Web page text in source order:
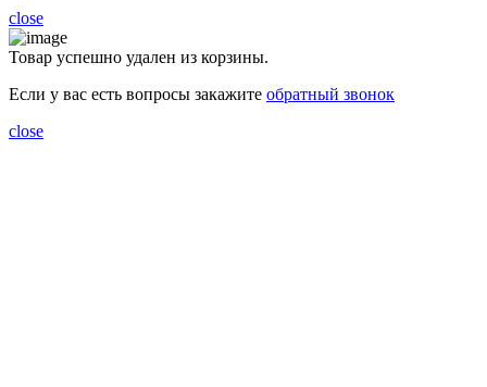
close
Товар успешно удален из корзины.
Если у вас есть вопросы закажите обратный звонок
close